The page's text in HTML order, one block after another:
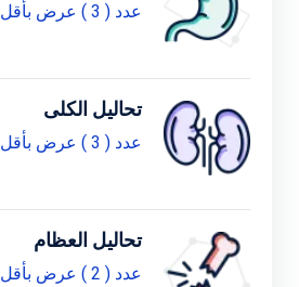
عدد ( 3 ) عرض بأقل تكلفه
تحاليل الكلى
عدد ( 3 ) عرض بأقل تكلفه
تحاليل العظام
عدد ( 2 ) عرض بأقل تكلفه